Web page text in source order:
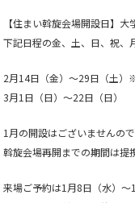
【住まい斡旋会場開設日】 大
下記日程の金、土、日、祝、
2月14日（金）～29日（土
3月1日（日）～22日（日）
1月の開設はございませんので
斡旋会場再開までの期間は提
来場ご予約は1月8日（水）～